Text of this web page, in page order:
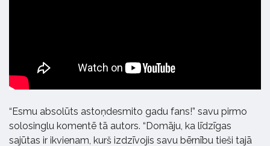
“Esmu absolūts astoņdesmito gadu fans!” savu pirmo
solosinglu komentē tā autors. “Domāju, ka līdzīgas
sajūtas ir ikvienam, kurš izdzīvojis savu bērnību tieši tajā